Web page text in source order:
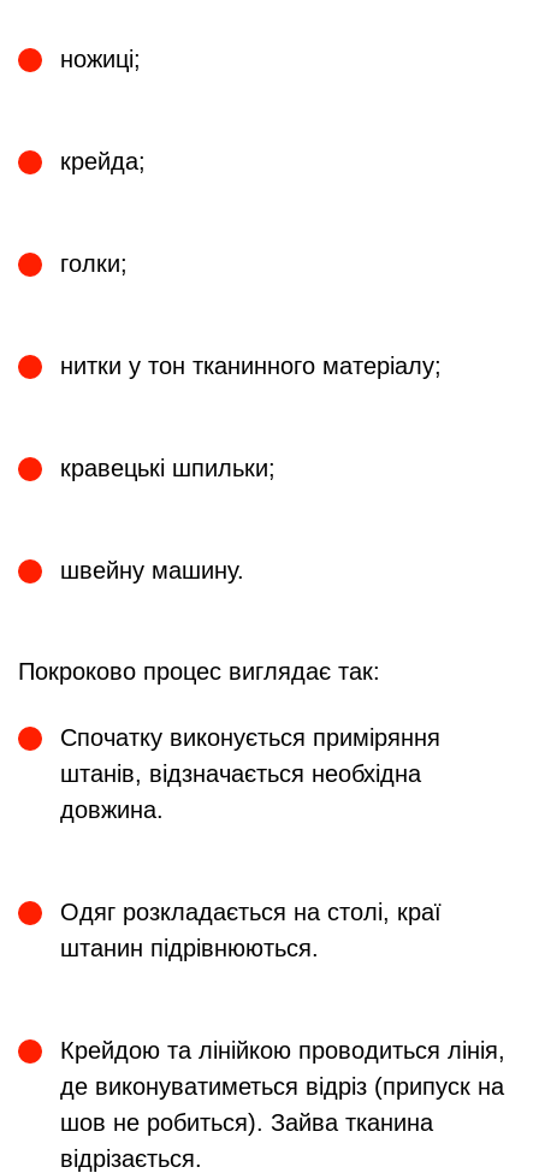
ножиці;
крейда;
голки;
нитки у тон тканинного матеріалу;
кравецькі шпильки;
швейну машину.
Покроково процес виглядає так:
Спочатку виконується приміряння
штанів, відзначається необхідна
довжина.
Одяг розкладається на столі, краї
штанин підрівнюються.
Крейдою та лінійкою проводиться лінія,
де виконуватиметься відріз (припуск на
шов не робиться). Зайва тканина
відрізається.